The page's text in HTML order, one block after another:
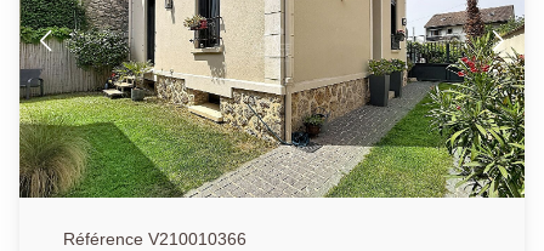
Référence V210010366